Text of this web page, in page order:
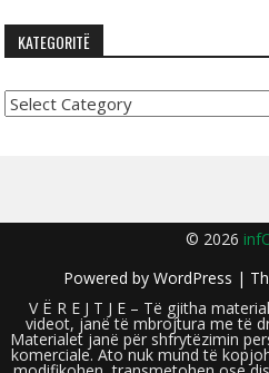
KATEGORITË
Kategoritë
© 2026
Powered by WordPress |
V Ë R E J T J E – Të gjitha
videot, janë të mbrojtura me të
Materialet janë për shfrytëzimin
komerciale. Ato nuk mund të